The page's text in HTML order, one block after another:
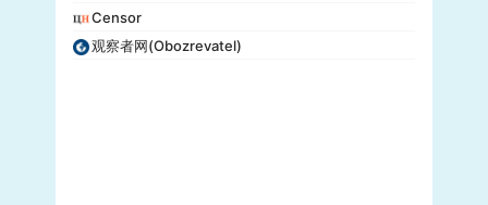
Censor
观察者网(Obozrevatel)